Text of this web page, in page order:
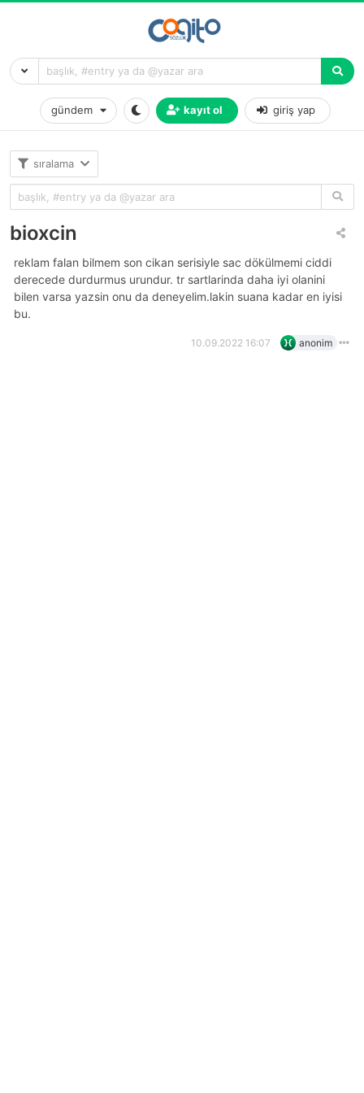
gündem kayıt ol giriş yap
sıralama
bioxcin
reklam falan bilmem son cikan serisiyle sac dökülmemi ciddi
derecede durdurmus urundur. tr sartlarinda daha iyi olanini
bilen varsa yazsin onu da deneyelim.lakin suana kadar en iyisi
bu.
10.09.2022 16:07 anonim